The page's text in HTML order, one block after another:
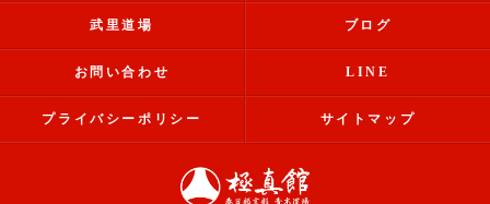
武里道場 ブログ
お問い合わせ LINE
プライバシーポリシー サイトマップ